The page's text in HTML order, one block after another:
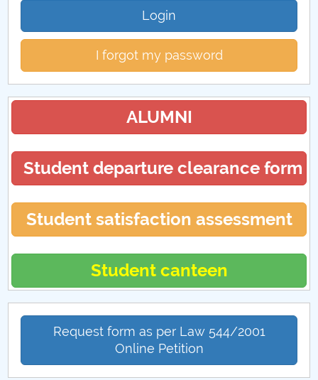
Login
I forgot my password
ALUMNI
Student departure clearance form
Student satisfaction assessment
Student canteen
Request form as per Law 544/2001
Online Petition